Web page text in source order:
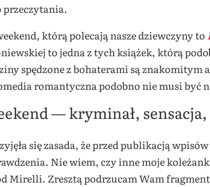
przeczytania.
którą polecają nasze dziewczyny to
to jedna z tych książek, którą
spędzone z bohaterami są
romantyczna podobno nie musi być
— kryminał,
się zasada, że przed publikacją
Nie wiem, czy inne moje
Mirelli. Zresztą podrzucam Wam